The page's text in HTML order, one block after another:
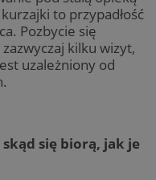
to przypadłość
Pozbycie się
kilku wizyt,
uzależniony od
się biorą, jak je